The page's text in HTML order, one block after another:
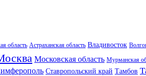
область Астраханская область Владивосток
Московская область Мурманская
Ставропольский край Тамбов